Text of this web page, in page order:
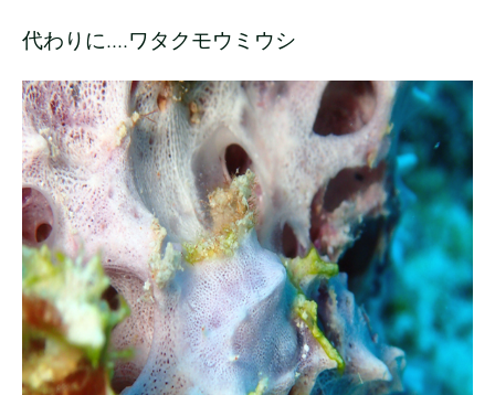
代わりに....ワタクモウミウシ